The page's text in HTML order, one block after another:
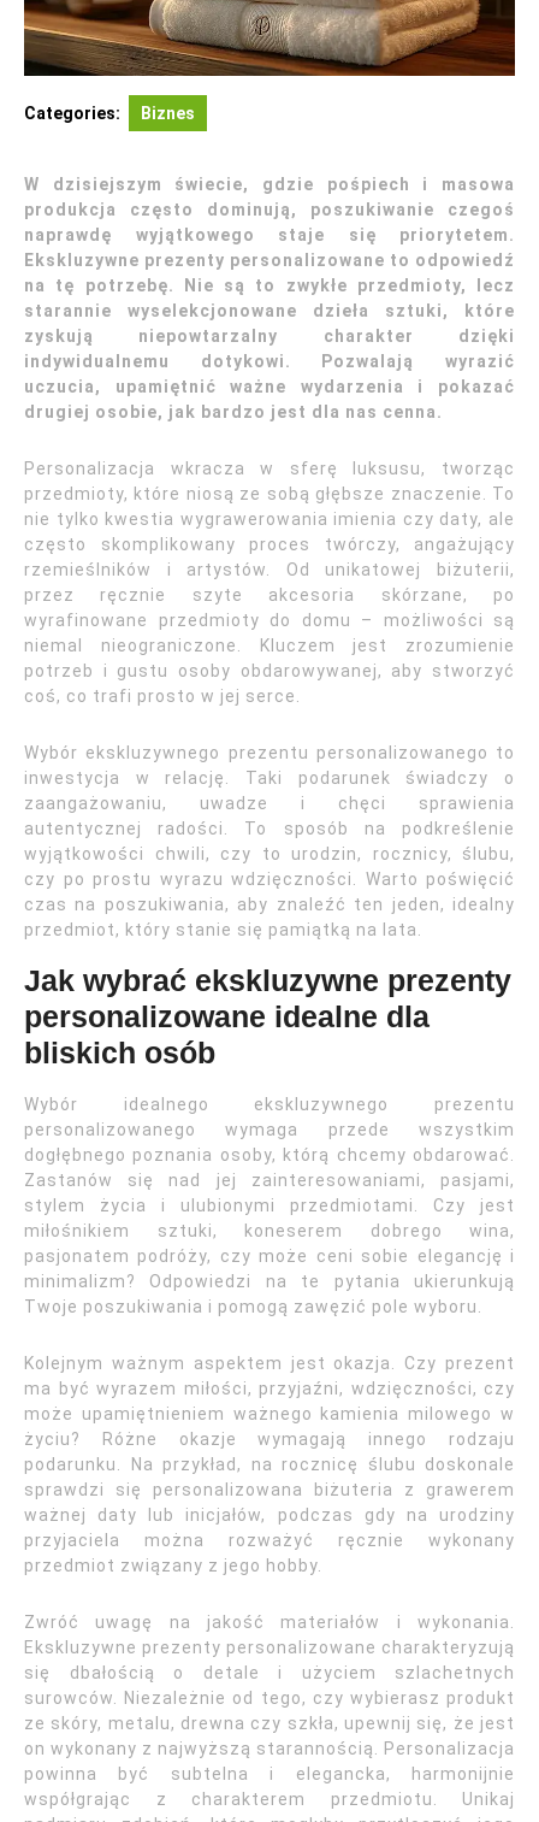
Categories: Biznes
W dzisiejszym świecie, gdzie pośpiech i masowa
produkcja często dominują, poszukiwanie czegoś
naprawdę wyjątkowego staje się priorytetem.
Ekskluzywne prezenty personalizowane to odpowiedź
na tę potrzebę. Nie są to zwykłe przedmioty, lecz
starannie wyselekcjonowane dzieła sztuki, które
zyskują niepowtarzalny charakter dzięki
indywidualnemu dotykowi. Pozwalają wyrazić
uczucia, upamiętnić ważne wydarzenia i pokazać
drugiej osobie, jak bardzo jest dla nas cenna.
Personalizacja wkracza w sferę luksusu, tworząc
przedmioty, które niosą ze sobą głębsze znaczenie. To
nie tylko kwestia wygrawerowania imienia czy daty, ale
często skomplikowany proces twórczy, angażujący
rzemieślników i artystów. Od unikatowej biżuterii,
przez ręcznie szyte akcesoria skórzane, po
wyrafinowane przedmioty do domu – możliwości są
niemal nieograniczone. Kluczem jest zrozumienie
potrzeb i gustu osoby obdarowywanej, aby stworzyć
coś, co trafi prosto w jej serce.
Wybór ekskluzywnego prezentu personalizowanego to
inwestycja w relację. Taki podarunek świadczy o
zaangażowaniu, uwadze i chęci sprawienia
autentycznej radości. To sposób na podkreślenie
wyjątkowości chwili, czy to urodzin, rocznicy, ślubu,
czy po prostu wyrazu wdzięczności. Warto poświęcić
czas na poszukiwania, aby znaleźć ten jeden, idealny
przedmiot, który stanie się pamiątką na lata.
Jak wybrać ekskluzywne prezenty
personalizowane idealne dla
bliskich osób
Wybór idealnego ekskluzywnego prezentu
personalizowanego wymaga przede wszystkim
dogłębnego poznania osoby, którą chcemy obdarować.
Zastanów się nad jej zainteresowaniami, pasjami,
stylem życia i ulubionymi przedmiotami. Czy jest
miłośnikiem sztuki, koneserem dobrego wina,
pasjonatem podróży, czy może ceni sobie elegancję i
minimalizm? Odpowiedzi na te pytania ukierunkują
Twoje poszukiwania i pomogą zawęzić pole wyboru.
Kolejnym ważnym aspektem jest okazja. Czy prezent
ma być wyrazem miłości, przyjaźni, wdzięczności, czy
może upamiętnieniem ważnego kamienia milowego w
życiu? Różne okazje wymagają innego rodzaju
podarunku. Na przykład, na rocznicę ślubu doskonale
sprawdzi się personalizowana biżuteria z grawerem
ważnej daty lub inicjałów, podczas gdy na urodziny
przyjaciela można rozważyć ręcznie wykonany
przedmiot związany z jego hobby.
Zwróć uwagę na jakość materiałów i wykonania.
Ekskluzywne prezenty personalizowane charakteryzują
się dbałością o detale i użyciem szlachetnych
surowców. Niezależnie od tego, czy wybierasz produkt
ze skóry, metalu, drewna czy szkła, upewnij się, że jest
on wykonany z najwyższą starannością. Personalizacja
powinna być subtelna i elegancka, harmonijnie
współgrając z charakterem przedmiotu. Unikaj